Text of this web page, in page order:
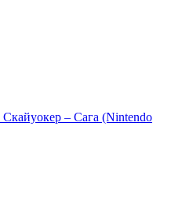
– Сага (Nintendo